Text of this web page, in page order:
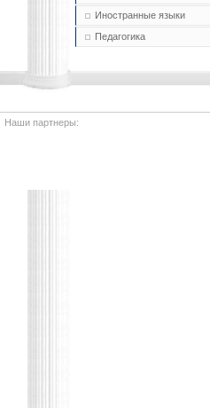
Иностранные языки
Педагогика
Наши партнеры: